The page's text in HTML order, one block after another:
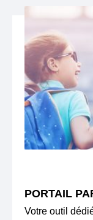
PORTAIL
Votre outil